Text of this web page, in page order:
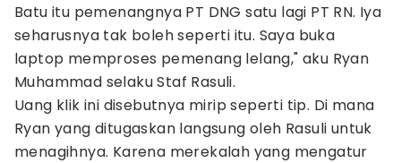
Batu itu pemenangnya PT DNG satu lagi PT RN. Iya
seharusnya tak boleh seperti itu. Saya buka
laptop memproses pemenang lelang," aku Ryan
Muhammad selaku Staf Rasuli.
Uang klik ini disebutnya mirip seperti tip. Di mana
Ryan yang ditugaskan langsung oleh Rasuli untuk
menagihnya. Karena merekalah yang mengatur